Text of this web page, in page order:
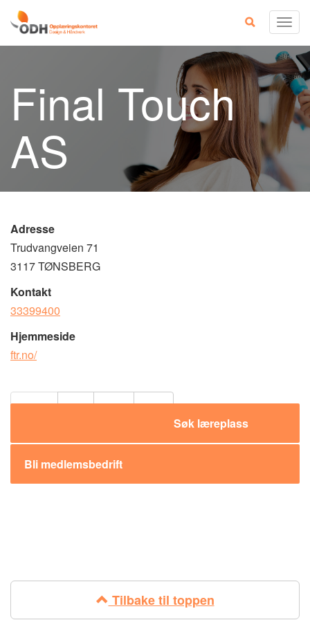
Skip
content
Final Touch
AS
Adresse
Trudvangveien 71
3117 TØNSBERG
Kontakt
33399400
Hjemmeside
ftr.no/
Søk læreplass
Bli medlemsbedrift
Tilbake til toppen